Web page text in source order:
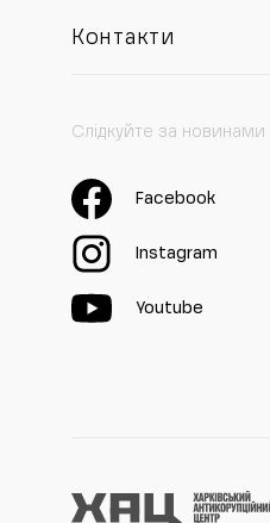
Контакти
Слідкуйте за новинами
Facebook
Instagram
Youtube